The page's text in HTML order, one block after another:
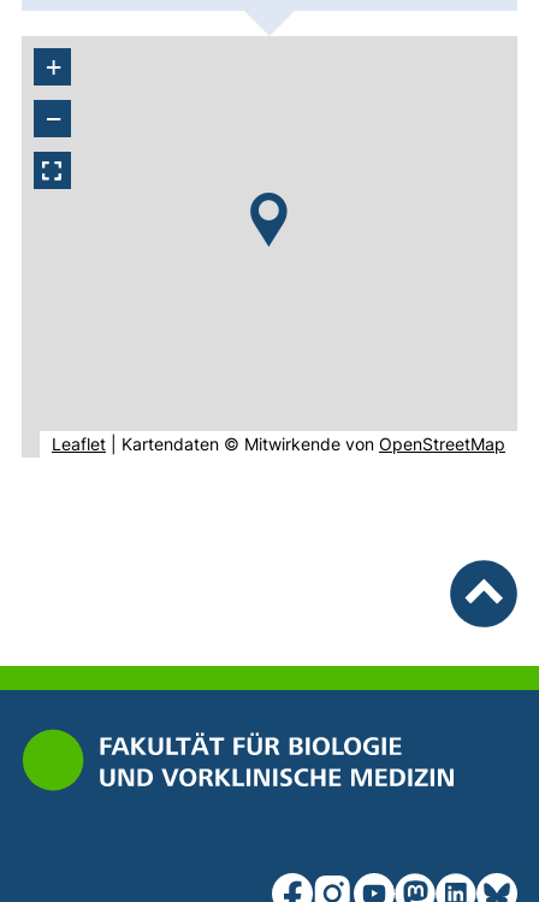
+
−
Leaflet(externer Link, öffnet neues Fenster).
Kartendaten © Mitwirkende von OpenStreetMap
unsere Facebook-Seite
unsere Instagram-
unsere YouTube-
unsereunsere